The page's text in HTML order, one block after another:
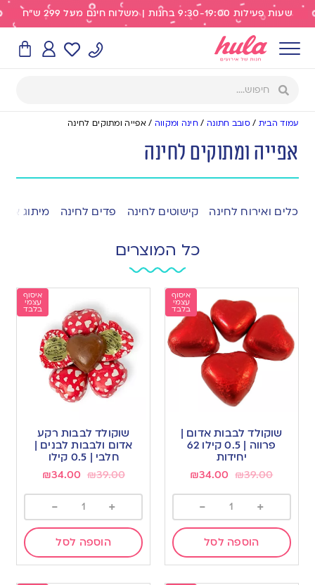
שעות פעילות 9:30-19:00 בחנות | משלוח חינם מעל 299 ש"ח
עמוד הבית /סובב חתונה / חינה ומקווה /אפייה ומתוקים לחינה
אפייה ומתוקים לחינה
כלים ואירוח לחינה קישוטים לחינה פדים לחינה מיתוג
כל המוצרים
איסוף
עצמי
בלבד
שוקולד לבבות אדום |
פרווה | 0.5 קילו 62
יחידות
₪39.00
₪34.00
+
-
הוספה לסל
איסוף
עצמי
בלבד
שוקולד לבבות רקע
אדום ולבבות לבנים |
חלבי | 0.5 קילו
₪39.00
₪34.00
+
-
הוספה לסל